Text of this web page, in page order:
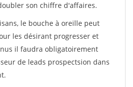
son chiffre d'affaires.
le bouche à oreille peut
les désirant progresser et
il faudra obligatoirement
de leads prospectsion dans